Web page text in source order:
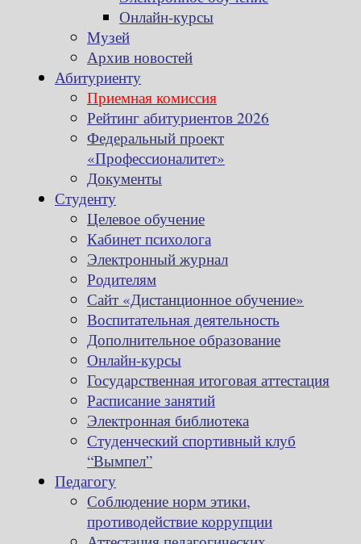
Онлайн-курсы
Музей
Архив новостей
Абитуриенту
Приемная комиссия
Рейтинг абитуриентов 2026
Федеральный проект
«Профессионалитет»
Документы
Студенту
Целевое обучение
Кабинет психолога
Электронный журнал
Родителям
Сайт «Дистанционное обучение»
Воспитательная деятельность
Дополнительное образование
Онлайн-курсы
Государственная итоговая аттестация
Расписание занятий
Электронная библиотека
Студенческий спортивный клуб
“Вымпел”
Педагогу
Соблюдение норм этики,
противодействие коррупции